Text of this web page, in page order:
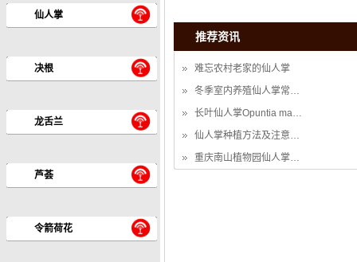
仙人掌
决根
龙舌兰
芦荟
令箭荷花
推荐资讯
难忘农村老家的仙人掌
冬季室内养殖仙人掌常…
长叶仙人掌Opuntia ma…
仙人掌种植方法及注意…
重庆南山植物园仙人掌…